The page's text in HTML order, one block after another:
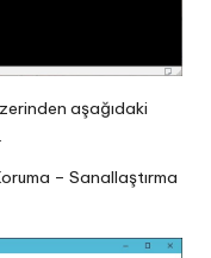
aşağıdaki
– Sanallaştırma